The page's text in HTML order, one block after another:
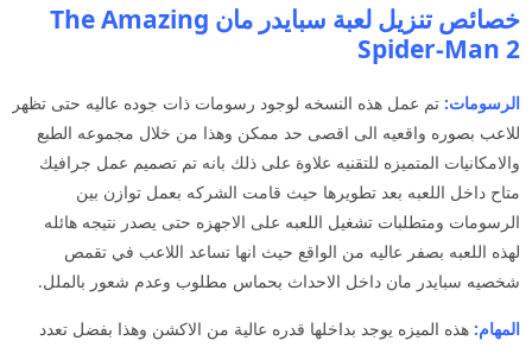
خصائص تنزيل لعبة سبايدر مان The Amazing
Spider-Man 2
الرسومات: تم عمل هذه النسخه لوجود رسومات ذات جوده عاليه حتى تظهر
للاعب بصوره واقعيه الى اقصى حد ممكن وهذا من خلال مجموعه الطبع
والامكانيات المتميزه للتقنيه علاوة على ذلك بانه تم تصميم عمل جرافيك
متاح داخل اللعبه بعد تطويرها حيث قامت الشركه بعمل توازن بين
الرسومات ومتطلبات تشغيل اللعبه على الاجهزه حتى يصدر نتيجه هائله
لهذه اللعبه بصفر عاليه من الواقع حيث انها تساعد اللاعب في تقمص
شخصيه سبايدر مان داخل الاحداث بحماس مطلوب وعدم شعور بالملل.
المهام: هذه الميزه يوجد بداخلها قدره عالية من الاكشن وهذا بفضل تعدد